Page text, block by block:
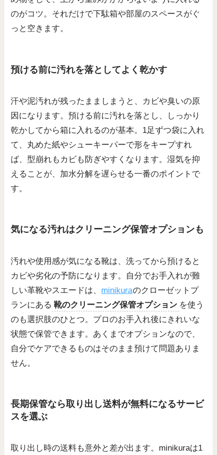
のがコツ。それだけで下駄箱や部屋のスペースがぐ
っと空きます。
預ける前に汚れを落としてよく乾かす
汗や泥汚れが残ったまましまうと、カビや臭いの原
因になります。預ける前に汚れを落とし、しっかり
乾かしてから箱に入れるのが基本。1足ずつ袋に入れ
て、丸めた紙やシューキーパーで形をキープすれ
ば、型崩れもカビも防ぎやすくなります。湿気を抑
えることが、加水分解を遅らせる一番のポイントで
す。
気になる汚れはクリーニング保管オプションも
汚れや使用感が気になる靴は、洗ってから預けると
カビや劣化の予防になります。自分でお手入れが難
しい革靴やスエードは、 minikuraのクローゼットプ
ランにある 靴のクリーニング保管オプション を使う
のも選択肢のひとつ。プロのお手入れ後にきれいな
状態で保管できます。あくまでオプションなので、
自分でケアできるものはそのまま預けて問題ありま
せん。
長期保管なら取り出し送料が無料になるサービ
スを選ぶ
取り出し時の送料も意外と差が出ます。minikuraは1